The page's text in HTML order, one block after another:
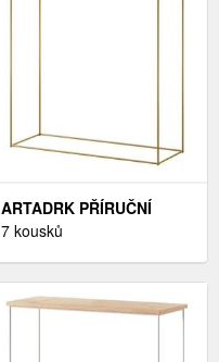
ARTADRK PŘÍRUČNÍ
STOLEK MILAN | ZLATÉ
7 kousků